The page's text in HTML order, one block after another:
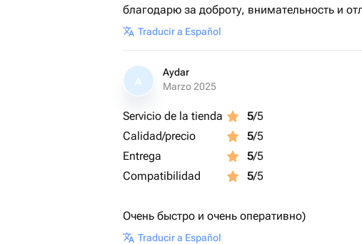
благодарю за доброту, внимательность и
Traducir a Español
A
Aydar
Marzo 2025
Servicio de la tienda 5/5
Calidad/precio
5/5
Entrega
5/5
Compatibilidad
5/5
Очень быстро и очень оперативно)
Traducir a Español